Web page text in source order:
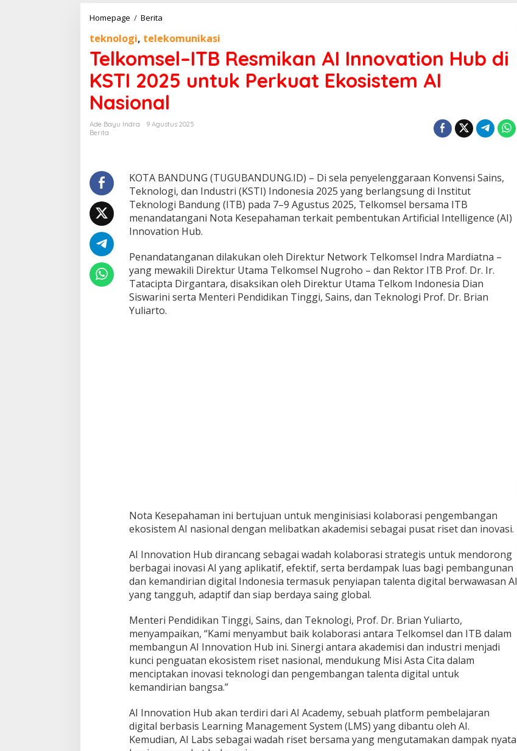
Homepage / Berita
l
o
m
s
e
I
s
m
i
k
a
n
I
I
n
o
v
u
n
u
k
e
r
u
a
E
k
o
s
t
e
m
teknologi, telekomunikasi
Telkomsel–ITB Resmikan AI Innovation Hub di
KSTI 2025 untuk Perkuat Ekosistem AI
Nasional
Ade Bayu Indra
9 Agustus 2025
Berita
KOTA BANDUNG (TUGUBANDUNG.ID) – Di sela penyelenggaraan Konvensi Sains,
Teknologi, dan Industri (KSTI) Indonesia 2025 yang berlangsung di Institut
Teknologi Bandung (ITB) pada 7–9 Agustus 2025, Telkomsel bersama ITB
menandatangani Nota Kesepahaman terkait pembentukan Artificial Intelligence (AI)
Innovation Hub.
Penandatanganan dilakukan oleh Direktur Network Telkomsel Indra Mardiatna –
yang mewakili Direktur Utama Telkomsel Nugroho – dan Rektor ITB Prof. Dr. Ir.
Tatacipta Dirgantara, disaksikan oleh Direktur Utama Telkom Indonesia Dian
Siswarini serta Menteri Pendidikan Tinggi, Sains, dan Teknologi Prof. Dr. Brian
Yuliarto.
Nota Kesepahaman ini bertujuan untuk menginisiasi kolaborasi pengembangan
ekosistem AI nasional dengan melibatkan akademisi sebagai pusat riset dan inovasi.
AI Innovation Hub dirancang sebagai wadah kolaborasi strategis untuk mendorong
berbagai inovasi AI yang aplikatif, efektif, serta berdampak luas bagi pembangunan
dan kemandirian digital Indonesia termasuk penyiapan talenta digital berwawasan AI
yang tangguh, adaptif dan siap berdaya saing global.
Menteri Pendidikan Tinggi, Sains, dan Teknologi, Prof. Dr. Brian Yuliarto,
menyampaikan, “Kami menyambut baik kolaborasi antara Telkomsel dan ITB dalam
membangun AI Innovation Hub ini. Sinergi antara akademisi dan industri menjadi
kunci penguatan ekosistem riset nasional, mendukung Misi Asta Cita dalam
menciptakan inovasi teknologi dan pengembangan talenta digital untuk
kemandirian bangsa.”
AI Innovation Hub akan terdiri dari AI Academy, sebuah platform pembelajaran
digital berbasis Learning Management System (LMS) yang dibantu oleh AI.
Kemudian, AI Labs sebagai wadah riset bersama yang mengutamakan dampak nyata